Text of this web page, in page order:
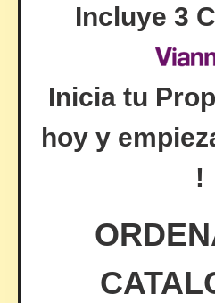
Incluye 3
Inicia tu
hoy y
!